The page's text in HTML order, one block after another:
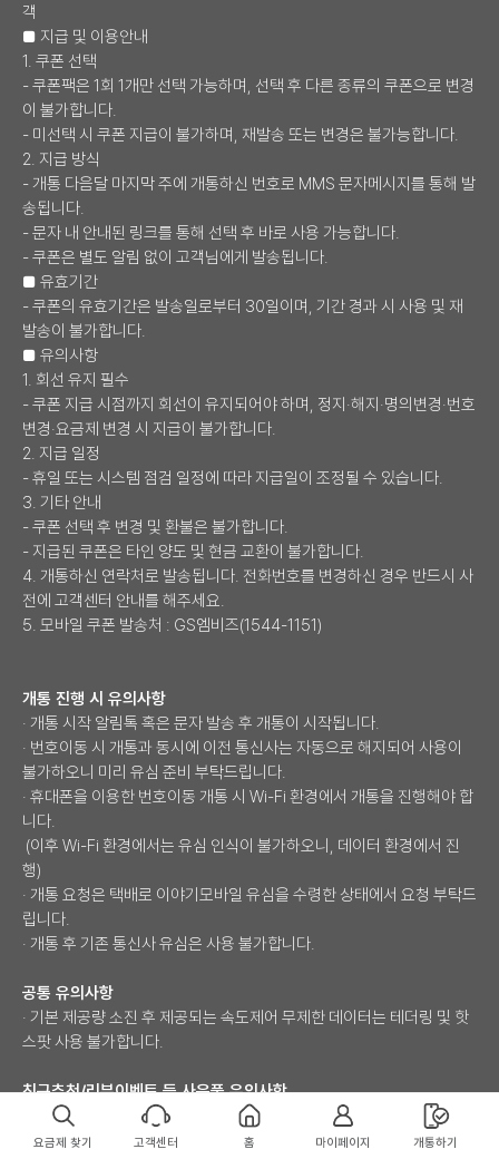
객
■ 지급 및 이용안내
1. 쿠폰 선택
- 쿠폰팩은 1회 1개만 선택 가능하며, 선택 후 다른 종류의 쿠폰으로 변경
이 불가합니다.
- 미선택 시 쿠폰 지급이 불가하며, 재발송 또는 변경은 불가능합니다.
2. 지급 방식
- 개통 다음달 마지막 주에 개통하신 번호로 MMS 문자메시지를 통해 발
송됩니다.
- 문자 내 안내된 링크를 통해 선택 후 바로 사용 가능합니다.
- 쿠폰은 별도 알림 없이 고객님에게 발송됩니다.
■ 유효기간
- 쿠폰의 유효기간은 발송일로부터 30일이며, 기간 경과 시 사용 및 재
발송이 불가합니다.
■ 유의사항
1. 회선 유지 필수
- 쿠폰 지급 시점까지 회선이 유지되어야 하며, 정지·해지·명의변경·번호
변경·요금제 변경 시 지급이 불가합니다.
2. 지급 일정
- 휴일 또는 시스템 점검 일정에 따라 지급일이 조정될 수 있습니다.
3. 기타 안내
- 쿠폰 선택 후 변경 및 환불은 불가합니다.
- 지급된 쿠폰은 타인 양도 및 현금 교환이 불가합니다.
4. 개통하신 연락처로 발송됩니다. 전화번호를 변경하신 경우 반드시 사
전에 고객센터 안내를 해주세요.
5. 모바일 쿠폰 발송처 : GS엠비즈(1544-1151)
개통 진행 시 유의사항
· 개통 시작 알림톡 혹은 문자 발송 후 개통이 시작됩니다.
· 번호이동 시 개통과 동시에 이전 통신사는 자동으로 해지되어 사용이
불가하오니 미리 유심 준비 부탁드립니다.
· 휴대폰을 이용한 번호이동 개통 시 Wi-Fi 환경에서 개통을 진행해야 합
니다.
(이후 Wi-Fi 환경에서는 유심 인식이 불가하오니, 데이터 환경에서 진
행)
· 개통 요청은 택배로 이야기모바일 유심을 수령한 상태에서 요청 부탁드
립니다.
· 개통 후 기존 통신사 유심은 사용 불가합니다.
공통 유의사항
· 기본 제공량 소진 후 제공되는 속도제어 무제한 데이터는 테더링 및 핫
스팟 사용 불가합니다.
친구추천/리뷰이벤트 등 사은품 유의사항
· 리뷰, 친구추천 등으로 지급되는 사은품은 GS엠비즈(1544-1151)를
통해 MMS로 발송됩니다.
요금제 찾기 고객센터 홈 마이페이지 개통하기